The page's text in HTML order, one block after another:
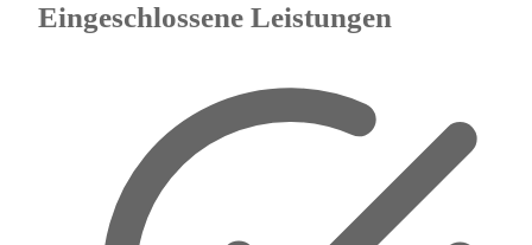
Eingeschlossene Leistungen